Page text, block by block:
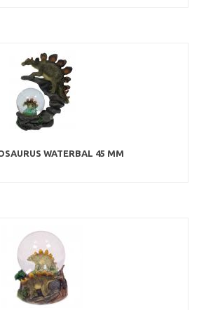
WATERBAL 45 MM